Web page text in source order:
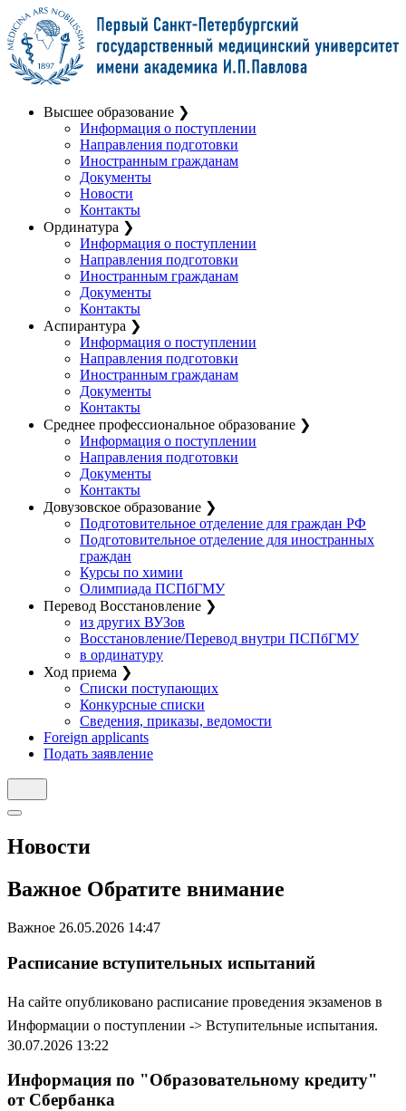
Высшее образование ❯
Информация о поступлении
Направления подготовки
Иностранным гражданам
Документы
Новости
Контакты
Ординатура ❯
Информация о поступлении
Направления подготовки
Иностранным гражданам
Документы
Контакты
Аспирантура ❯
Информация о поступлении
Направления подготовки
Иностранным гражданам
Документы
Контакты
Среднее профессиональное образование ❯
Информация о поступлении
Направления подготовки
Документы
Контакты
Довузовское образование ❯
Подготовительное отделение для граждан РФ
Подготовительное отделение для иностранных
граждан
Курсы по химии
Олимпиада ПСПбГМУ
Перевод Восстановление ❯
из других ВУЗов
Восстановление/Перевод внутри ПСПбГМУ
в ординатуру
Ход приема ❯
Списки поступающих
Конкурсные списки
Сведения, приказы, ведомости
Foreign applicants
Подать заявление
Новости
Важное Обратите внимание
Важное 26.05.2026 14:47
Расписание вступительных испытаний
На сайте опубликовано расписание проведения экзаменов в
Информации о поступлении -> Вступительные испытания.
30.07.2026 13:22
Информация по "Образовательному кредиту"
от Сбербанка